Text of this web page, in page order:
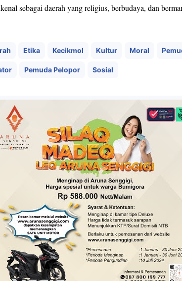
sebagai daerah yang religius, berbudaya, dan
Etika Kecikmol Kultur Moral
Pemuda Pelopor Sosial